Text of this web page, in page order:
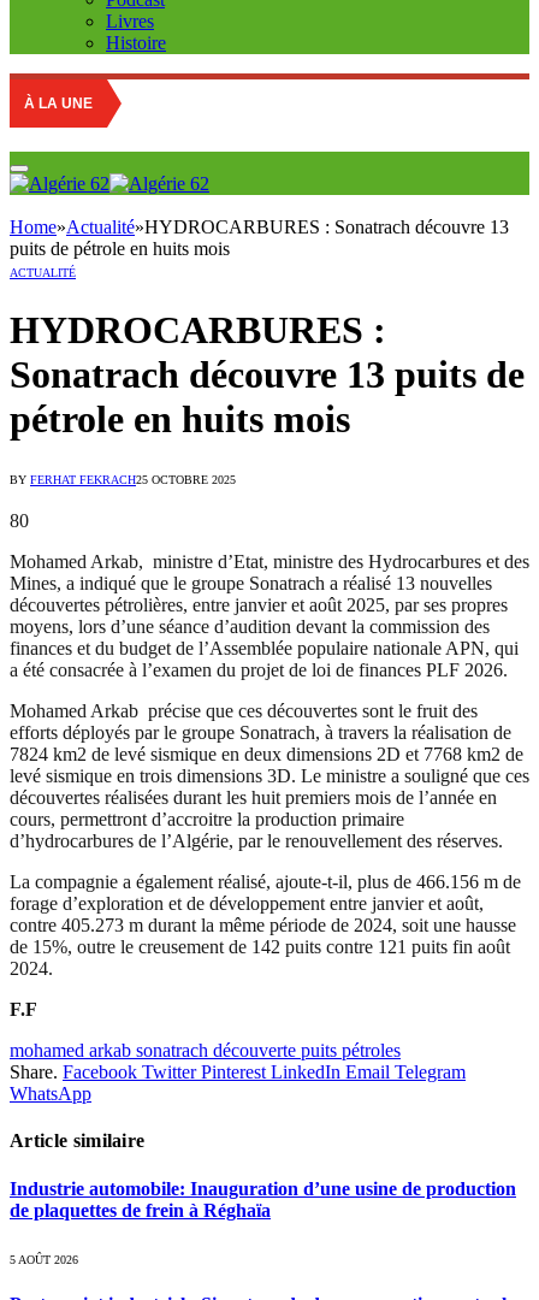
Livres
Histoire
À LA UNE
Home»Actualité»HYDROCARBURES : Sonatrach découvre 13
puits de pétrole en huits mois
ACTUALITÉ
HYDROCARBURES :
Sonatrach découvre 13 puits de
pétrole en huits mois
BY FERHAT FEKRACH25 OCTOBRE 2025
80
Mohamed Arkab, ministre d’Etat, ministre des Hydrocarbures et des
Mines, a indiqué que le groupe Sonatrach a réalisé 13 nouvelles
découvertes pétrolières, entre janvier et août 2025, par ses propres
moyens, lors d’une séance d’audition devant la commission des
finances et du budget de l’Assemblée populaire nationale APN, qui
a été consacrée à l’examen du projet de loi de finances PLF 2026.
Mohamed Arkab précise que ces découvertes sont le fruit des
efforts déployés par le groupe Sonatrach, à travers la réalisation de
7824 km2 de levé sismique en deux dimensions 2D et 7768 km2 de
levé sismique en trois dimensions 3D. Le ministre a souligné que ces
découvertes réalisées durant les huit premiers mois de l’année en
cours, permettront d’accroitre la production primaire
d’hydrocarbures de l’Algérie, par le renouvellement des réserves.
La compagnie a également réalisé, ajoute-t-il, plus de 466.156 m de
forage d’exploration et de développement entre janvier et août,
contre 405.273 m durant la même période de 2024, soit une hausse
de 15%, outre le creusement de 142 puits contre 121 puits fin août
2024.
F.F
mohamed arkab sonatrach découverte puits pétroles
Share. Facebook Twitter Pinterest LinkedIn Email Telegram
WhatsApp
Article similaire
Industrie automobile: Inauguration d’une usine de production
de plaquettes de frein à Réghaïa
5 AOÛT 2026